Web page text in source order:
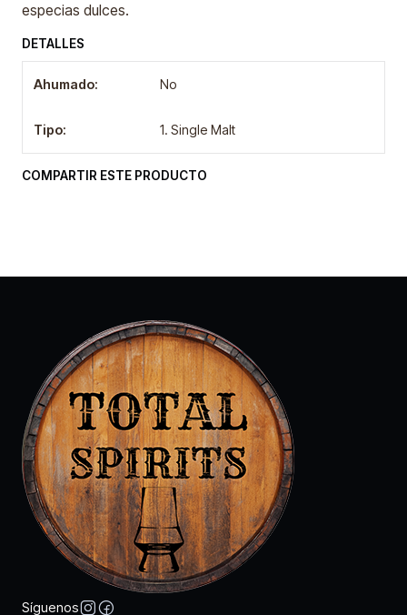
especias dulces.
DETALLES
Ahumado: No
Tipo: 1. Single Malt
COMPARTIR ESTE PRODUCTO
Síguenos